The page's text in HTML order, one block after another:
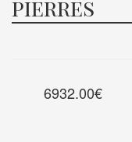
pierres
6932.00€